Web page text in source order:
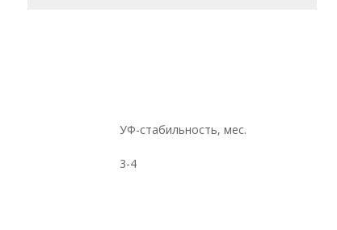
УФ-стабильность, мес.
3-4